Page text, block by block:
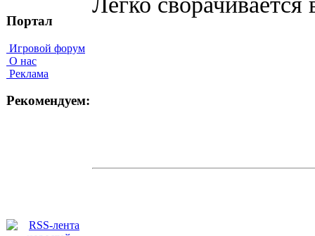
Портал
Игровой форум
О нас
Реклама
Рекомендуем: